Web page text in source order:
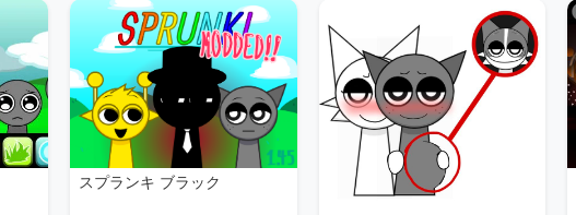
スプランキ ブラック